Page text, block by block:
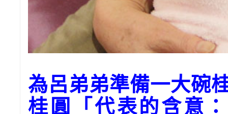
為呂弟弟準備一大碗
桂圓「代表的含意